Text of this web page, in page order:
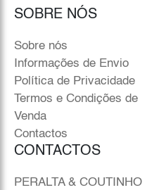
SOBRE NÓS
Sobre nós
Informações de Envio
Política de Privacidade
Termos e Condições de
Venda
Contactos
CONTACTOS
PERALTA & COUTINHO